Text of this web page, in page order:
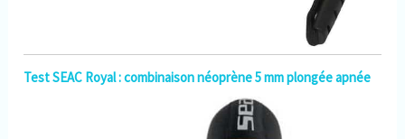
Test SEAC Royal : combinaison néoprène 5 mm plongée apnée